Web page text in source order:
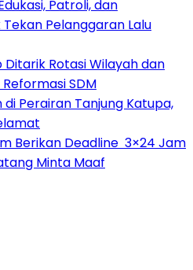
Patroli, dan
Pelanggaran Lalu
Ditarik Rotasi Wilayah dan
SDM
Perairan Tanjung Katupa,
Berikan Deadline 3×24 Jam
Minta Maaf